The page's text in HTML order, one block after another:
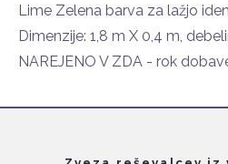
Lime Zelena barva za lažjo
Dimenzije: 1,8 m X 0,4 m,
NAREJENO V ZDA - rok